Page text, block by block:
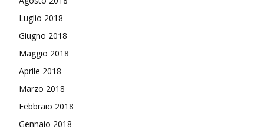
Luglio 2018
Giugno 2018
Maggio 2018
Aprile 2018
Marzo 2018
Febbraio 2018
Gennaio 2018